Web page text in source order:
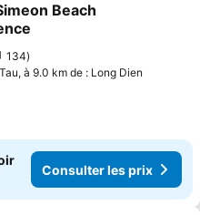
à mes favoris
Beach
les prix
134
à 9.0 km de : Long Dien
Consulter les prix